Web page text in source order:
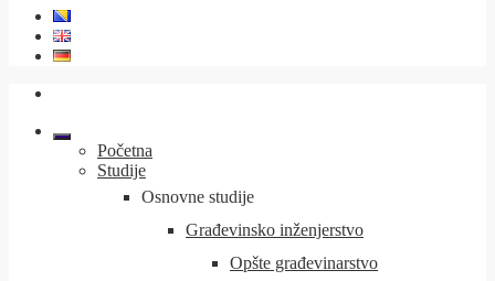
Početna
Studije
Osnovne studije
Građevinsko inženjerstvo
Opšte građevinarstvo